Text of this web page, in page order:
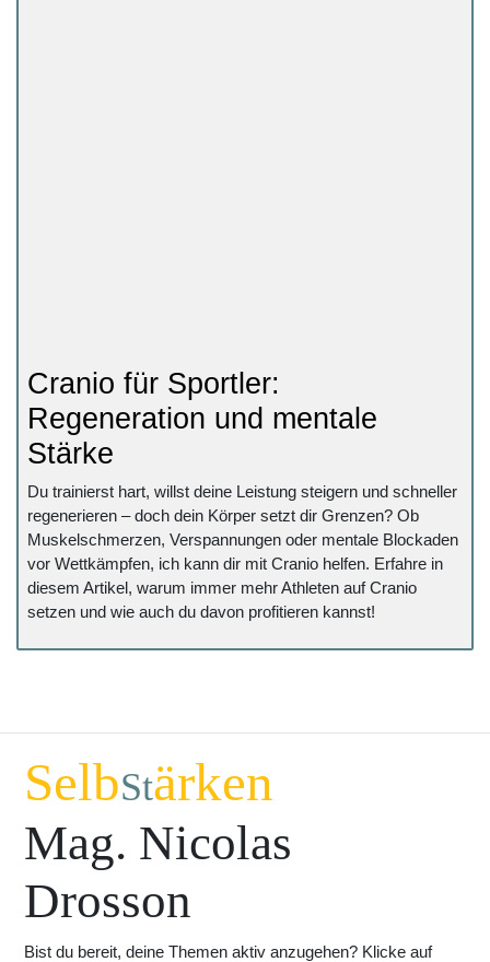
Cranio für Sportler:
Regeneration und mentale
Stärke
Du trainierst hart, willst deine Leistung steigern und schneller
regenerieren – doch dein Körper setzt dir Grenzen? Ob
Muskelschmerzen, Verspannungen oder mentale Blockaden
vor Wettkämpfen, ich kann dir mit Cranio helfen. Erfahre in
diesem Artikel, warum immer mehr Athleten auf Cranio
setzen und wie auch du davon profitieren kannst!
SelbStärken
Mag. Nicolas
Drosson
Bist du bereit, deine Themen aktiv anzugehen? Klicke auf